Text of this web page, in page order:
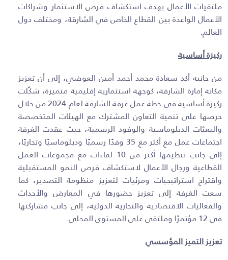
ملتقيات الأعمال بهدف استكشاف فرص الاستثمار وشراكات
الأعمال الواعدة بين القطاع الخاص في الشارقة، ومختلف دول
العالم.
ركيزة أساسية
من جانبه أكد سعادة محمد أحمد أمين العوضي، إلى أن تعزيز
مكانة إمارة الشارقة، كوجهة استثمارية إقليمية متميزة، شكّلت
ركيزة أساسية في خطة عمل غرفة الشارقة لعام 2024 من خلال
حرصها على تنمية التعاون المشترك مع الهيئات المتخصصة
والبعثات الدبلوماسية والوفود الرسمية، حيث عقدت الغرفة
اجتماعات عمل مع أكثر مع 35 وفدًا رسميًا ودبلوماسيًا وتجاريًا،
إلى جانب تنظيمها أكثر من 10 لقاءات مع مجموعات العمل
القطاعية ورجال الأعمال لاستكشاف فرص النمو المستقبلية
واقتراح استراتيجيات ومرئيات لتعزيز منظومة التصدير، كما
سعت الغرفة إلى تعزيز حضورها في المعارض والأحداث
والفعاليات الاقتصادية والتجارية الدولية، إلى جانب مشاركتها
في 12 مؤتمرًا وملتقى على المستوى المحلي.
تعزيز التميز المؤسسي